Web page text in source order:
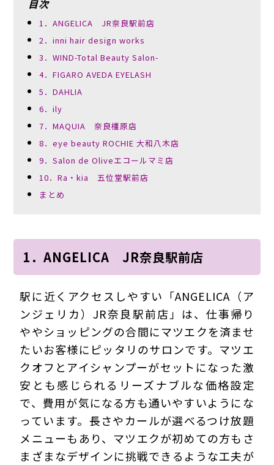
目次
1．ANGELICA JR奈良駅前店
2．inni hair design works
3．WIND-Total Beauty Salon-
4．FIGARO AVEDA EYELASH
5．DAHLIA
6．ily
7．MAQUIA 奈良橿原店
8．eye beauty ROCHIE 大和八木店
9．Salon de Oliveエコールマミ店
10．Ra・kia 五位堂駅前店
まとめ
1．ANGELICA JR奈良駅前店
駅に近くアクセスしやすい「ANGELICA（ア
ンジェリカ）JR奈良駅前店」は、仕事帰り
ややショッピングの合間にマツエクを済ませ
たいお客様にピッタリのサロンです。マツエ
クオフとアイシャンプーがセットになった激
安とも感じられるリーズナブルな価格設定
で、費用が気になる方も通いやすいようにな
っています。長さやカールが選べるつけ放題
メニューもあり、マツエクが初めての方もさ
まざまなデザインに挑戦できるような工夫が